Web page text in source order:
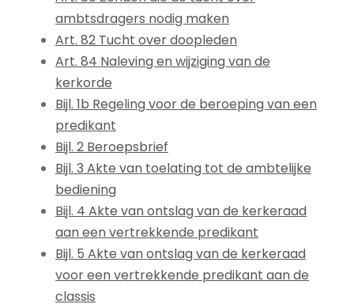
ambtsdragers nodig maken
Art. 82 Tucht over doopleden
Art. 84 Naleving en wijziging van de
kerkorde
Bijl. 1b Regeling voor de beroeping van een
predikant
Bijl. 2 Beroepsbrief
Bijl. 3 Akte van toelating tot de ambtelijke
bediening
Bijl. 4 Akte van ontslag van de kerkeraad
aan een vertrekkende predikant
Bijl. 5 Akte van ontslag van de kerkeraad
voor een vertrekkende predikant aan de
classis